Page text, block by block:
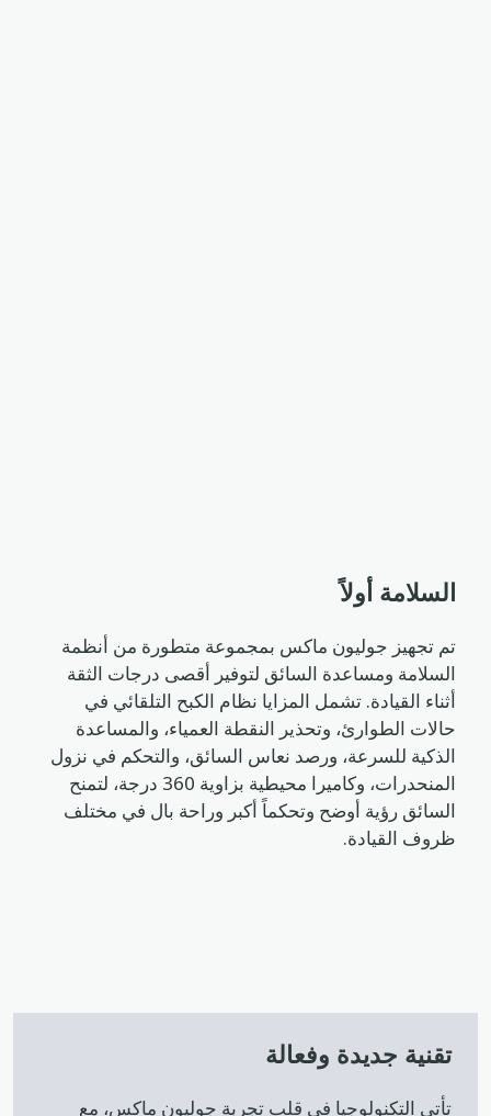
السلامة أولاً
تم تجهيز جوليون ماكس بمجموعة متطورة من أنظمة
السلامة ومساعدة السائق لتوفير أقصى درجات الثقة
أثناء القيادة. تشمل المزايا نظام الكبح التلقائي في
حالات الطوارئ، وتحذير النقطة العمياء، والمساعدة
الذكية للسرعة، ورصد نعاس السائق، والتحكم في نزول
المنحدرات، وكاميرا محيطية بزاوية 360 درجة، لتمنح
السائق رؤية أوضح وتحكماً أكبر وراحة بال في مختلف
ظروف القيادة.
تقنية جديدة وفعالة
تأتي التكنولوجيا في قلب تجربة جوليون ماكس، مع